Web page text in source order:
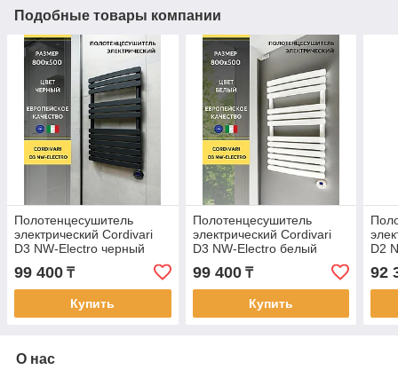
Подобные товары компании
Полотенцесушитель
электрический Cordivari
D3 NW-Electro черный
99 400 ₸
Купить
Полотенцесушитель
электрический Cordivari
D3 NW-Electro белый
99 400₸
Купить
D2
92
О нас